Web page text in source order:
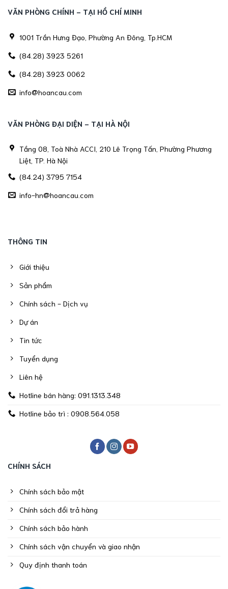
VĂN PHÒNG CHÍNH - TẠI HỒ CHÍ MINH
1001 Trần Hưng Đạo, Phường An Đông, Tp.HCM
(84.28) 3923 5261
(84.28) 3923 0062
info@hoancau.com
VĂN PHÒNG ĐẠI DIỆN - TẠI HÀ NỘI
Tầng 08, Toà Nhà ACCI, 210 Lê Trọng Tấn, Phường Phương
Liệt, TP. Hà Nội
(84.24) 3795 7154
info-hn@hoancau.com
THÔNG TIN
Giới thiệu
Sản phẩm
Chính sách - Dịch vụ
Dự án
Tin tức
Tuyển dụng
Liên hệ
Hotline bán hàng: 091.1313.348
Hotline bảo trì : 0908.564.058
CHÍNH SÁCH
Chính sách bảo mật
Chính sách đổi trả hàng
Chính sách bảo hành
Chính sách vận chuyển và giao nhận
Quy định thanh toán